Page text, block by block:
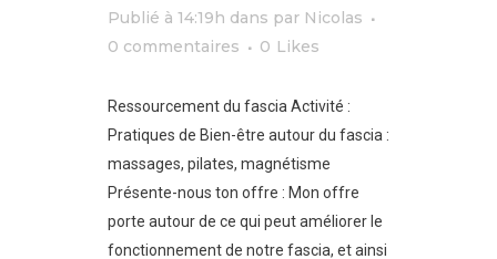
Publié à 14:19h dans par Nicolas
0 commentaires
0 Likes
Ressourcement du fascia Activité :
Pratiques de Bien-être autour du fascia :
massages, pilates, magnétisme
Présente-nous ton offre : Mon offre
porte autour de ce qui peut améliorer le
fonctionnement de notre fascia, et ainsi